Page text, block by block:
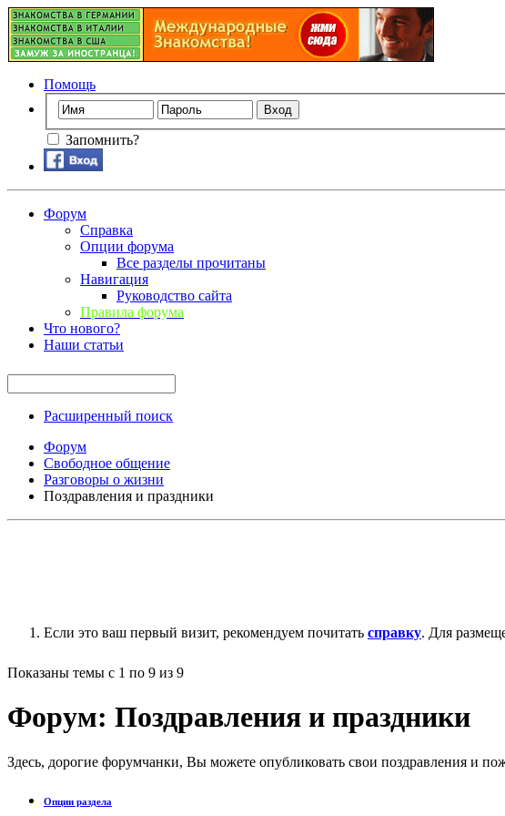
Помощь
Запомнить?
Форум
Справка
Опции форума
Все разделы прочитаны
Навигация
Руководство сайта
Правила форума
Что нового?
Наши статьи
Расширенный поиск
Форум
Свободное общение
Разговоры о жизни
Поздравления и праздники
Если это ваш первый визит, рекомендуем почитать справку. Для
Показаны темы с 1 по 9 из 9
Форум: Поздравления и праздники
Здесь, дорогие форумчанки, Вы можете опубликовать свои поздравления и
Опции раздела